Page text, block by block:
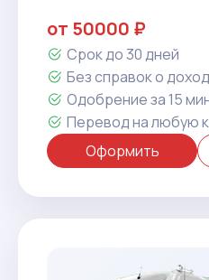
от 50000 ₽
Срок до 30 дней
Без справок о
Одобрение за 15
Перевод на любую
Оформить